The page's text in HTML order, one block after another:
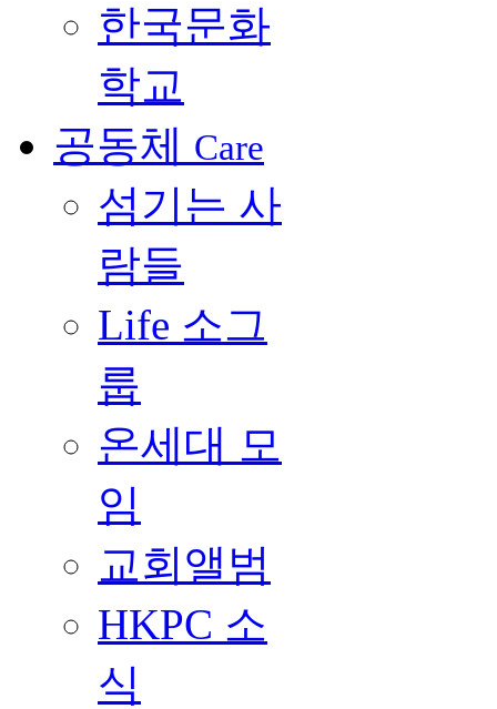
한국문화
학교
공동체 Care
섬기는 사
람들
Life 소그
룹
온세대 모
임
교회앨범
HKPC 소
식